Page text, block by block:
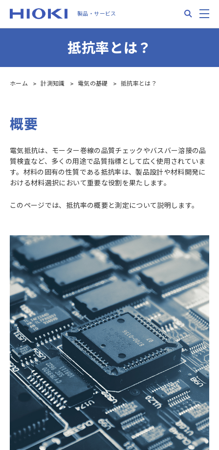
main
製品・サービス
抵抗率とは？
ホーム 計測知識 電気の基礎 抵抗率とは？
概要
電気抵抗は、モーター巻線の品質チェックやバスバー溶接の品
質検査など、多くの用途で品質指標として広く使用されていま
す。材料の固有の性質である抵抗率は、製品設計や材料開発に
おける材料選択において重要な役割を果たします。
このページでは、抵抗率の概要と測定について説明します。